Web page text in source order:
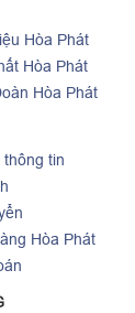
Hòa Phát
Hòa Phát
Hòa Phát
tin
Hòa Phát